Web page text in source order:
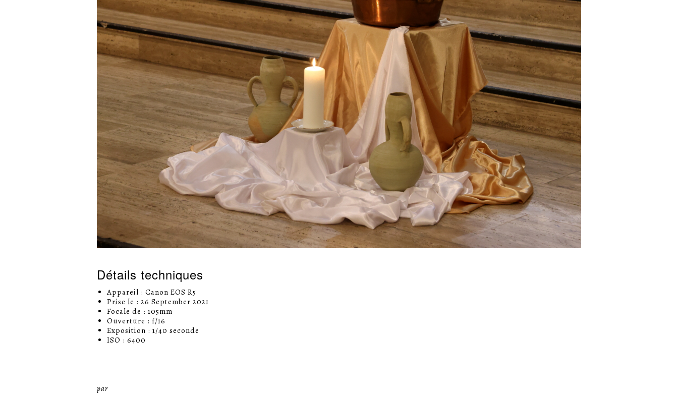
La formation des
sœurs
Détails techniques
Appareil : Canon EOS R5
Prise le : 26 September 2021
Focale de : 105mm
Ouverture : f/16
Exposition : 1/40 seconde
ISO : 6400
par